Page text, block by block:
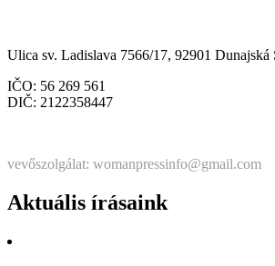
Ulica sv. Ladislava 7566/17, 92901 Dunajská
IČO: 56 269 561
DIČ: 2122358447
vevőszolgálat: womanpressinfo@gmail.com
Aktuális írásaink